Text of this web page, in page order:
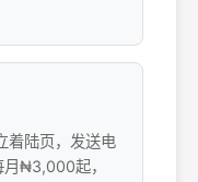
着陆页，发送电
₦3,000起，